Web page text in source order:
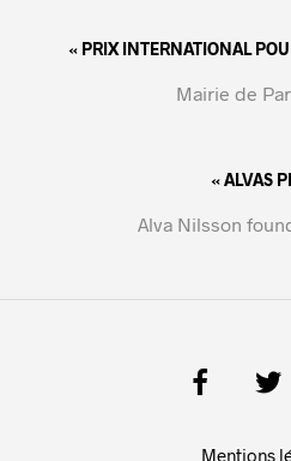
« PRIX INTERNATIONAL
Mairie de
« ALVAS
Alva Nilsson
Mentions